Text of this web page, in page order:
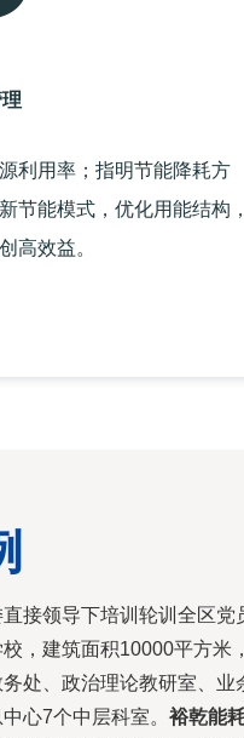
利用率；指明节能降耗方
节能模式，优化用能结构，
高效益。
接领导下培训轮训全区党
，建筑面积10000平方米
处、政治理论教研室、业
心7个中层科室。 裕乾能